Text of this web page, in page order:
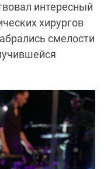
интересный
хирургов
смелости